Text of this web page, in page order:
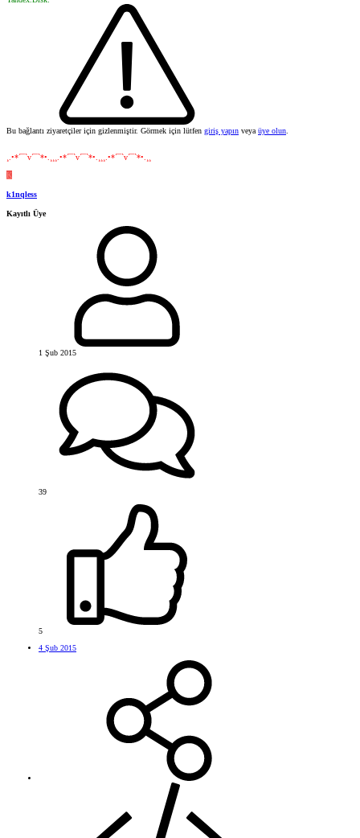
Bu bağlantı ziyaretçiler için gizlenmiştir. Görmek için lütfen giriş yapın veya üye olun
¸.•*´¯`v´¯`*•.¸¸¸.•*´¯`v´¯`*•.¸¸¸.•*´¯`v´¯`*•.¸¸
K
k1nqless
Kayıtlı Üye
1 Şub 2015
39
5
4 Şub 2015